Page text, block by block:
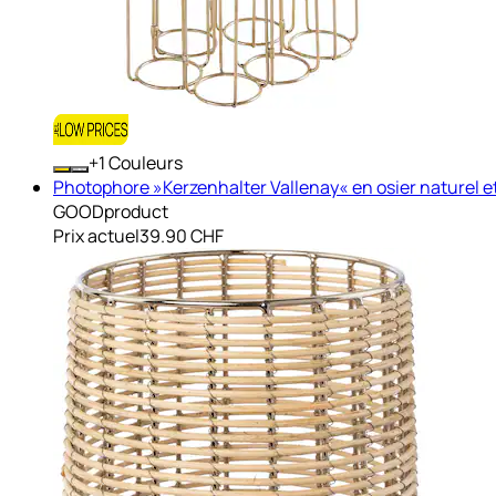
+ Couleurs
Photophore »Kerzenhalter Vallenay« en osier naturel
GOODproduct
Prix actuel39.90 CHF